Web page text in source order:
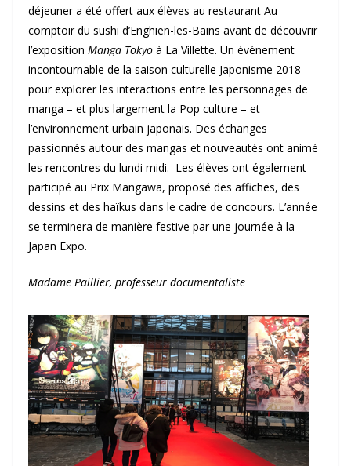
déjeuner a été offert aux élèves au restaurant Au
comptoir du sushi d’Enghien-les-Bains avant de découvrir
l’exposition Manga Tokyo à La Villette. Un événement
incontournable de la saison culturelle Japonisme 2018
pour explorer les interactions entre les personnages de
manga – et plus largement la Pop culture – et
l’environnement urbain japonais. Des échanges
passionnés autour des mangas et nouveautés ont animé
les rencontres du lundi midi. Les élèves ont également
participé au Prix Mangawa, proposé des affiches, des
dessins et des haïkus dans le cadre de concours. L’année
se terminera de manière festive par une journée à la
Japan Expo.
Madame Paillier, professeur documentaliste